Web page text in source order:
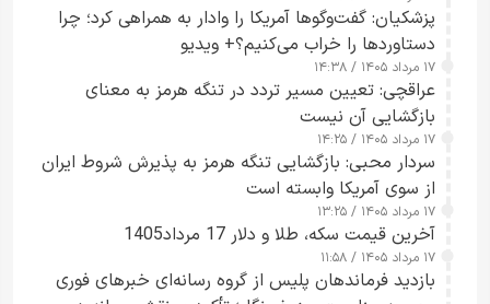
پزشکیان: گفت‌وگوها آمریکا را وادار به همراهی کرد؛ چرا
دستاوردها را خراب می‌کنیم؟+ ویدیو
۱۷ مرداد ۱۴۰۵ / ۱۴:۳۸
عراقچی: تعیین مسیر تردد در تنگه هرمز به معنای
بازگشایی آن نیست
۱۷ مرداد ۱۴۰۵ / ۱۴:۲۵
سردار محبی: بازگشایی تنگه هرمز به پذیرش شروط ایران
از سوی آمریکا وابسته است
۱۷ مرداد ۱۴۰۵ / ۱۳:۲۵
آخرین قیمت سکه، طلا و دلار 17 مرداد1405
۱۷ مرداد ۱۴۰۵ / ۱۱:۵۸
بازدید فرماندهان پلیس از گروه رسانه‌ای خبرهای فوری